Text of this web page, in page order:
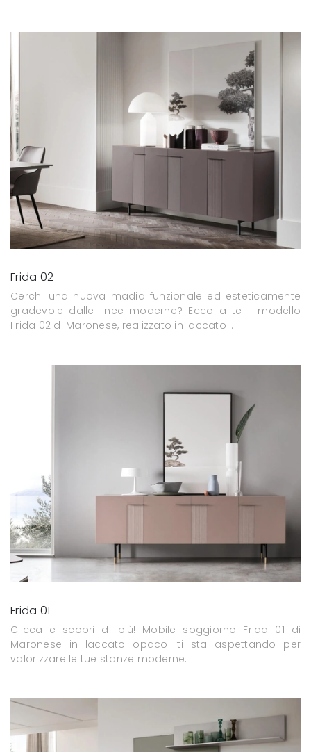
Frida 02
Cerchi una nuova madia funzionale ed esteticamente
gradevole dalle linee moderne? Ecco a te il modello
Frida 02 di Maronese, realizzato in laccato ...
Frida 01
Clicca e scopri di più! Mobile soggiorno Frida 01 di
Maronese in laccato opaco: ti sta aspettando per
valorizzare le tue stanze moderne.